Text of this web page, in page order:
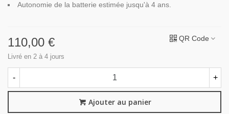
Autonomie de la batterie estimée jusqu'à 4 ans.
110,00 €
Livré en 2 à 4 jours
QR Code
- +
Ajouter au panier